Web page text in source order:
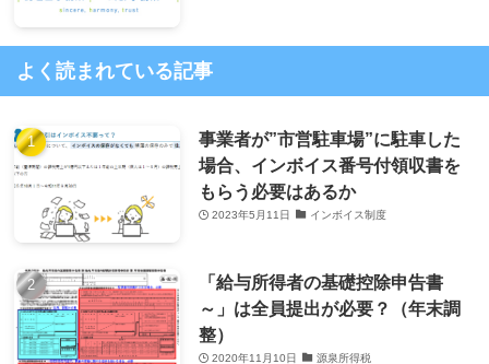
よく読まれている記事
事業者が”市営駐車場”に駐車した
場合、インボイス番号付領収書を
もらう必要はあるか
2023年5月11日 インボイス制度
「給与所得者の基礎控除申告書
～」は全員提出が必要？（年末調
整）
2020年11月10日 源泉所得税